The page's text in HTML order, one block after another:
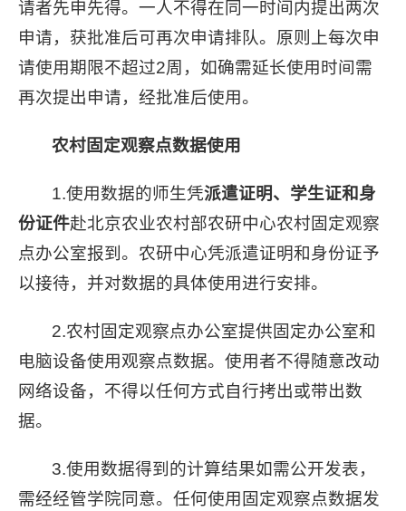
请者先申先得。一人不得在同一时间内提出两次
申请，获批准后可再次申请排队。原则上每次申
请使用期限不超过2周，如确需延长使用时间需
再次提出申请，经批准后使用。
农村固定观察点数据使用
1.使用数据的师生凭派遣证明、学生证和身
份证件赴北京农业农村部农研中心农村固定观察
点办公室报到。农研中心凭派遣证明和身份证予
以接待，并对数据的具体使用进行安排。
2.农村固定观察点办公室提供固定办公室和
电脑设备使用观察点数据。使用者不得随意改动
网络设备，不得以任何方式自行拷出或带出数
据。
3.使用数据得到的计算结果如需公开发表，
需经经管学院同意。任何使用固定观察点数据发